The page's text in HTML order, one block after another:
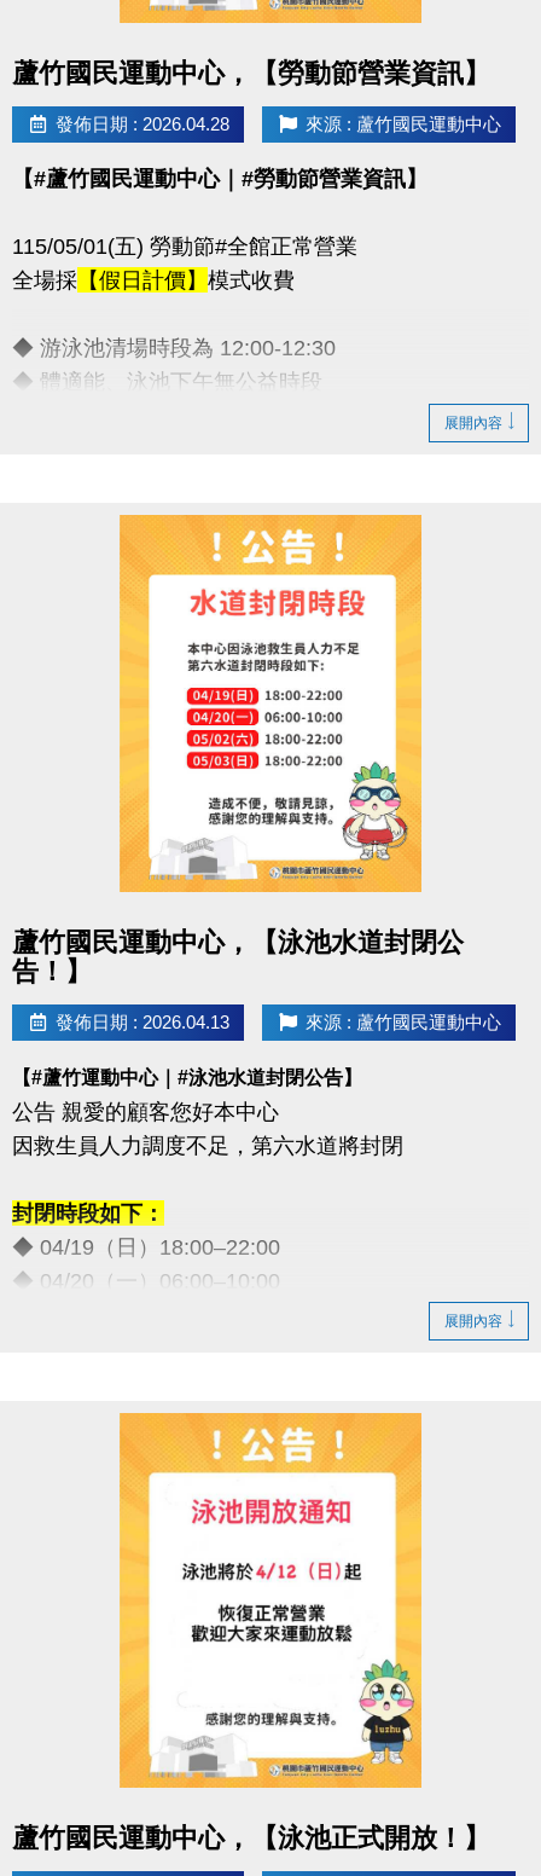
蘆竹國民運動中心，【勞動節營業資訊】
發佈日期 : 2026.04.28 來源 : 蘆竹國民運動中心
【#蘆竹國民運動中心｜#勞動節營業資訊】
115/05/01(五) 勞動節#全館正常營業
全場採 【假日計價】 模式收費
◆ 游泳池清場時段為 12:00-12:30
◆ 體適能、泳池下午無公益時段
-洽詢專線：03-2639066 #111
-官網 :
https://www.lzsports.com.tw/zh_TW/news/pageID/1/
-FB : 桃園市蘆竹國民運動中心
-IG : @luzhusports
展開內容
蘆竹國民運動中心，【泳池水道封閉公
告！】
發佈日期 : 2026.04.13 來源 : 蘆竹國民運動中心
【#蘆竹運動中心｜#泳池水道封閉公告】
公告 親愛的顧客您好本中心
因救生員人力調度不足，第六水道將封閉
封閉時段如下：
◆ 04/19（日）18:00–22:00
◆ 04/20（一）06:00–10:00
造成不便敬請見諒，感謝您的理解與配合
-洽詢專線：03-2639066 #115、116
https://www.lzsports.com.tw/zh_TW/news/pageID/1/
-FB : 桃園市蘆竹國民運動中心
展開內容
蘆竹國民運動中心，【泳池正式開放！】